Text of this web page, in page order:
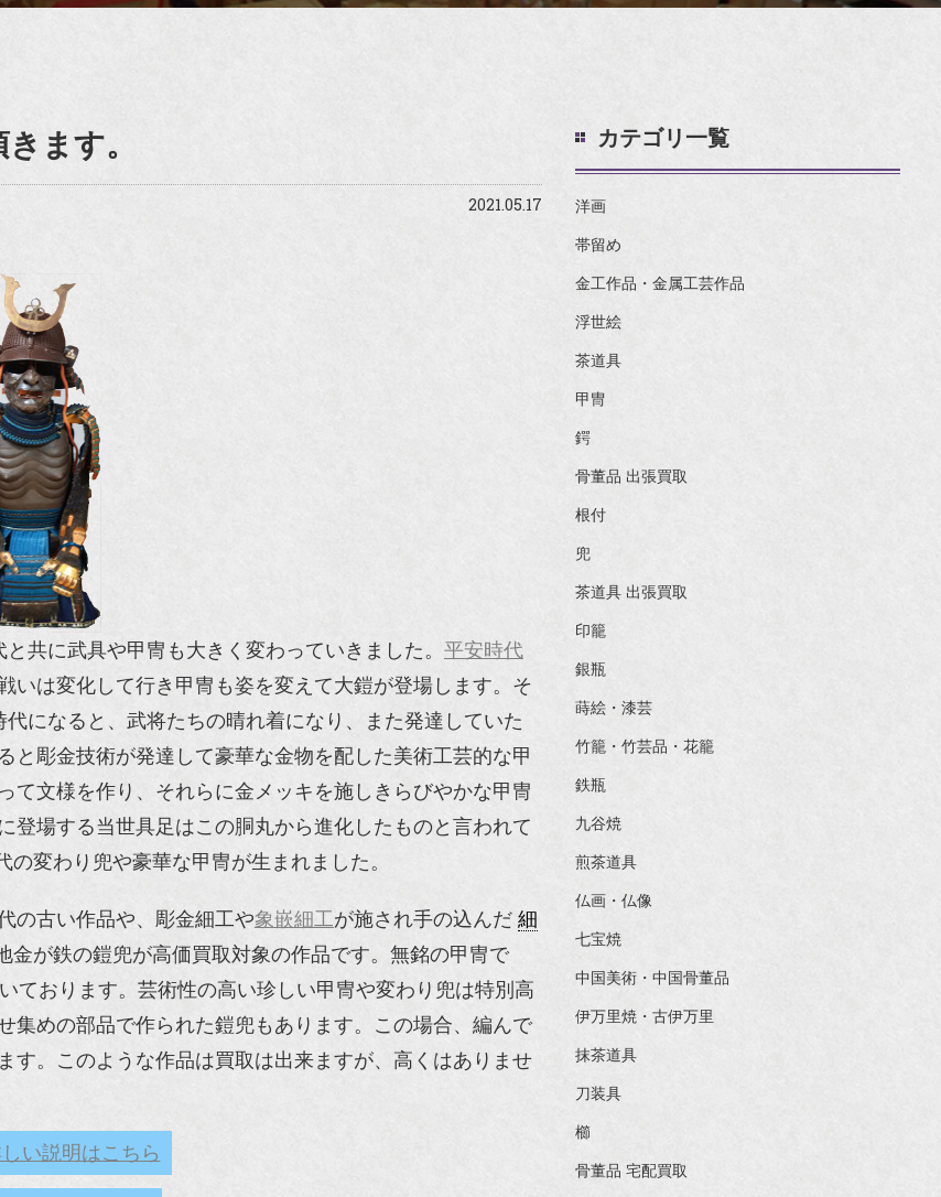
ます。
2021.05.17
共に武具や甲冑も大きく変わっていきました。 平安時代
は変化して行き甲冑も姿を変えて大鎧が登場します。そ
になると、武将たちの晴れ着になり、また発達していた
彫金技術が発達して豪華な金物を配した美術工芸的な甲
文様を作り、それらに金メッキを施しきらびやかな甲冑
場する当世具足はこの胴丸から進化したものと言われて
の変わり兜や豪華な甲冑が生まれました。
の古い作品や、彫金細工や象嵌細工が施され手の込んだ 細
金が鉄の鎧兜が高価買取対象の作品です。無銘の甲冑で
ております。芸術性の高い珍しい甲冑や変わり兜は特別高
集めの部品で作られた鎧兜もあります。この場合、編んで
す。このような作品は買取は出来ますが、高くはありませ
い説明はこちら
カテゴリ一覧
洋画
帯留め
金工作品・金属工芸作品
浮世絵
茶道具
甲冑
鍔
骨董品 出張買取
根付
兜
茶道具 出張買取
印籠
銀瓶
蒔絵・漆芸
竹籠・竹芸品・花籠
鉄瓶
九谷焼
煎茶道具
仏画・仏像
七宝焼
中国美術・中国骨董品
伊万里焼・古伊万里
抹茶道具
刀装具
櫛
骨董品 宅配買取